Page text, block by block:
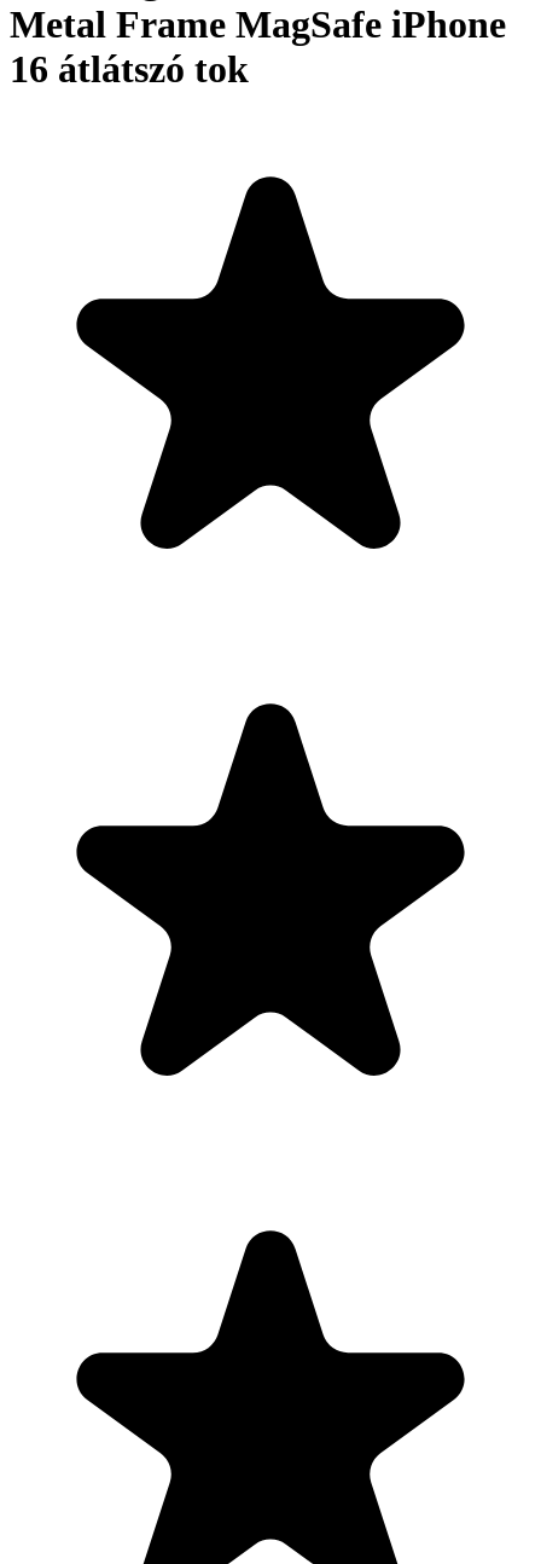
Metal Frame MagSafe iPhone
16 átlátszó tok